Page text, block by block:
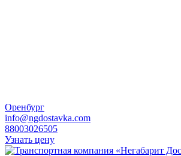
Оренбург
info@ngdostavka.com
88003026505
Узнать цену